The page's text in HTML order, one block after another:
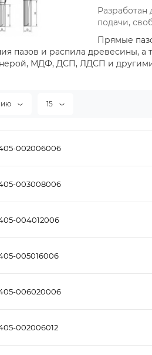
подачи,
Прямые
пазов и распила древесины, а
МДФ, ДСП, ЛДСП и
15
002006006
003008006
004012006
005016006
006020006
002006012